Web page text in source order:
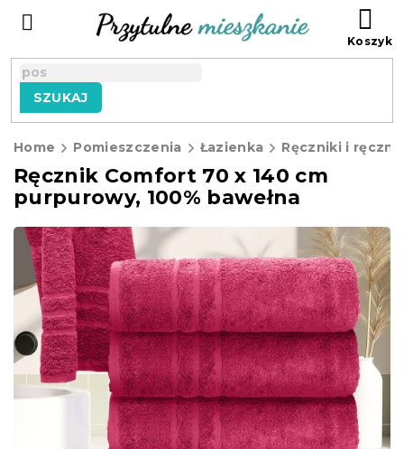
SZUKAJ
Home Pomieszczenia Łazienka Ręczniki i
Ręcznik Comfort 70 x 140 cm
purpurowy, 100% bawełna